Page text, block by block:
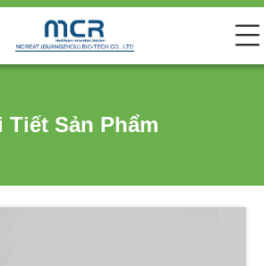
Tiết Sản Phẩm